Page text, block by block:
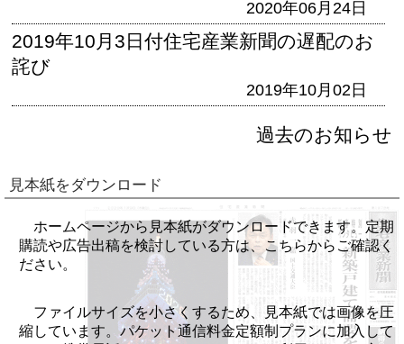
2020年06月24日
2019年10月3日付住宅産業新聞の遅配のお
詫び
2019年10月02日
過去のお知らせ
見本紙をダウンロード
ホームページから見本紙がダウンロードできます。定期
購読や広告出稿を検討している方は、こちらからご確認く
ださい。
ファイルサイズを小さくするため、見本紙では画像を圧
縮しています。パケット通信料金定額制プランに加入して